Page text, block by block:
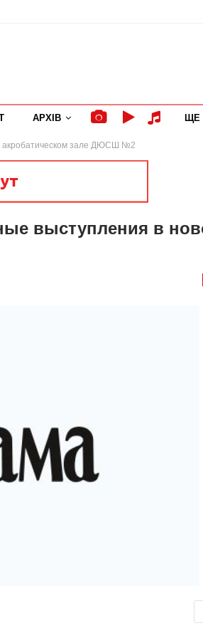
АРХІВ ЩЕ
акробатическом зале ДЮСШ №2
выступления в